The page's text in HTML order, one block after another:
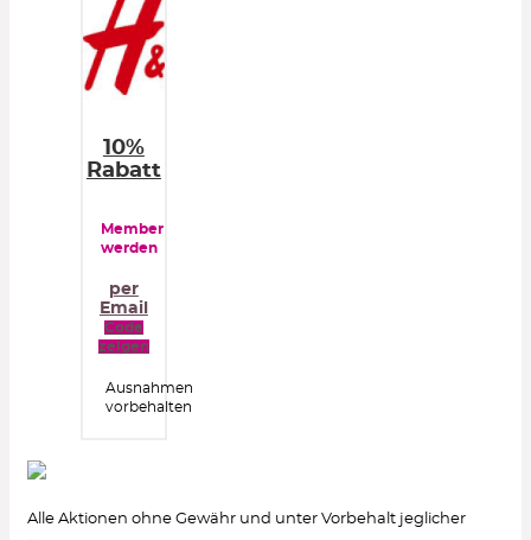
10%
Rabatt
Member
werden
per
Email
Code
zeigen
Ausnahmen
vorbehalten
Alle Aktionen ohne Gewähr und unter Vorbehalt jeglicher